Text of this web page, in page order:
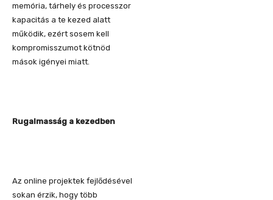
memória, tárhely és processzor
kapacitás a te kezed alatt
működik, ezért sosem kell
kompromisszumot kötnöd
mások igényei miatt.
Rugalmasság a kezedben
Az online projektek fejlődésével
sokan érzik, hogy több